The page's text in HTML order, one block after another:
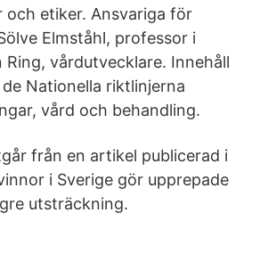
och etiker. Ansvariga för
Elmståhl, professor i
Ring, vårdutvecklare. Innehåll
Nationella riktlinjerna
vård och behandling.
från en artikel publicerad i
i Sverige gör upprepade
utsträckning.